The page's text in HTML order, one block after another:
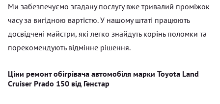
Ми забезпечуємо згадану послугу вже тривалий проміжок
часу за вигідною вартістю. У нашому штаті працюють
досвідчені майстри, які легко знайдуть корінь поломки та
порекомендують відмінне рішення.
Ціни ремонт обігрівача автомобіля марки Toyota Land
Cruiser Prado 150 від Генстар